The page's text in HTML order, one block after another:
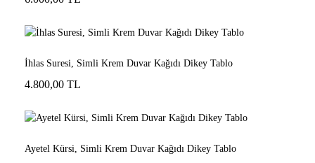
İhlas Suresi, Simli Krem Duvar Kağıdı Dikey Tablo
4.800,00 TL
Ayetel Kürsi, Simli Krem Duvar Kağıdı Dikey Tablo